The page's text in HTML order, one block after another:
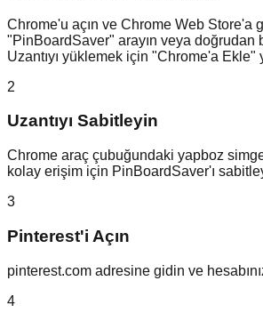
Chrome'u açın ve Chrome Web Store'a
"PinBoardSaver" arayın veya doğrudan
Uzantıyı yüklemek için "Chrome'a Ekle"
2
Uzantıyı Sabitleyin
Chrome araç çubuğundaki yapboz
kolay erişim için PinBoardSaver'ı
3
Pinterest'i Açın
pinterest.com adresine gidin ve
4